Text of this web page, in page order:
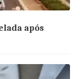
após